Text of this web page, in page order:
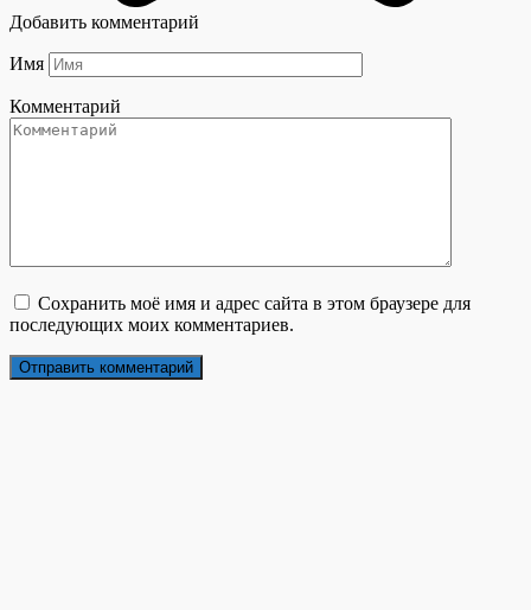
Добавить комментарий
Имя
Комментарий
Сохранить моё имя и адрес сайта в этом браузере для
последующих моих комментариев.